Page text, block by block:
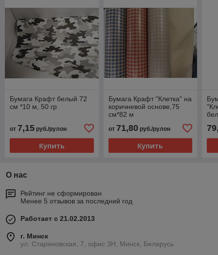
Бумага Крафт белый 72
см *10 м, 50 гр
от 7,15 руб./рулон
Купить
Бумага Крафт "Клетка" на
коричневой основе,75
см*82 м
от 71,80руб./рулон
Купить
О нас
Рейтинг не сформирован
Менее 5 отзывов за последний год
Работает с 21.02.2013
г. Минск
ул. Стариновская, 7, офис 3Н, Минск, Беларусь